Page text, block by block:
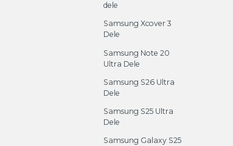
dele
Samsung Xcover 3
Dele
Samsung Note 20
Ultra Dele
Samsung S26 Ultra
Dele
Samsung S25 Ultra
Dele
Samsung Galaxy S25